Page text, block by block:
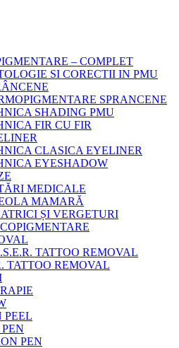
– COMPLET
SI CORECTII IN PMU
SPRANCENE
SHADING PMU
FIR CU FIR
CLASICA EYELINER
EYESHADOW
MEDICALE
MAMARĂ
ȘI VERGETURI
TATTOO REMOVAL
TATTOO REMOVAL
PEEL
PEN